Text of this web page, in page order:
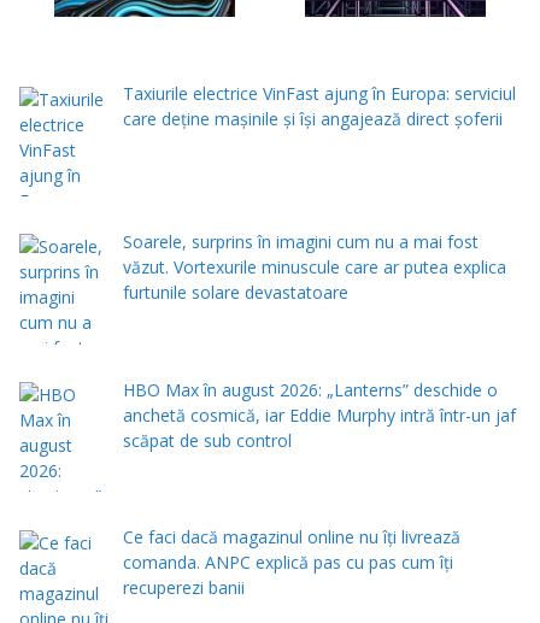
Taxiurile electrice VinFast ajung în Europa: serviciul
care deține mașinile și își angajează direct șoferii
Soarele, surprins în imagini cum nu a mai fost
văzut. Vortexurile minuscule care ar putea explica
furtunile solare devastatoare
HBO Max în august 2026: „Lanterns” deschide o
anchetă cosmică, iar Eddie Murphy intră într-un jaf
scăpat de sub control
Ce faci dacă magazinul online nu îți livrează
comanda. ANPC explică pas cu pas cum îți
recuperezi banii